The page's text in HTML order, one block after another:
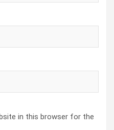
in this browser for the